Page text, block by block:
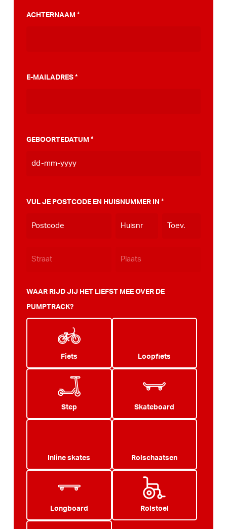
ACHTERNAAM *
E-MAILADRES *
GEBOORTEDATUM *
MM
JJJJ
VUL JE POSTCODE EN HUISNUMMER IN *
WAAR RIJD JIJ HET LIEFST MEE OVER DE
PUMPTRACK?
Fiets Loopfiets
Step Skateboard
Inline skates Rolschaatsen
Longboard Rolstoel